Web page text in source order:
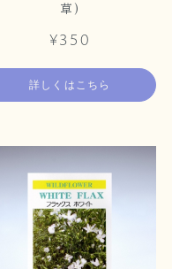
草)
¥350
詳しくはこちら